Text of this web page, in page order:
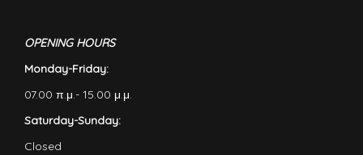
OPENING HOURS
Monday-Friday:
07.00 π.μ.- 15.00 μ.μ.
Saturday-Sunday:
Closed